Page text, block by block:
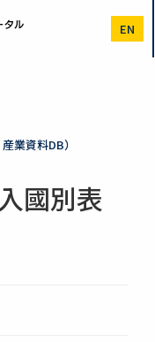
EN
業資料DB）
國別表